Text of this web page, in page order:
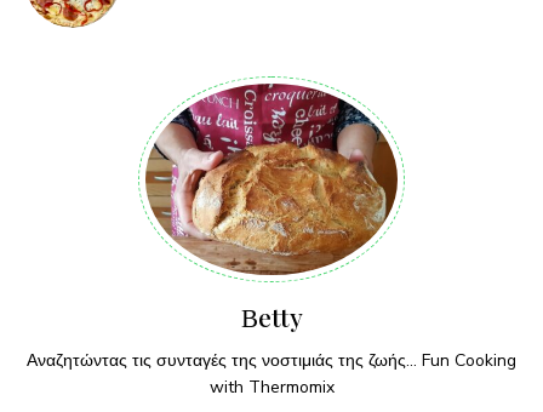
Βetty
Αναζητώντας τις συνταγές της νοστιμιάς της ζωής... Fun Cooking
with Thermomix